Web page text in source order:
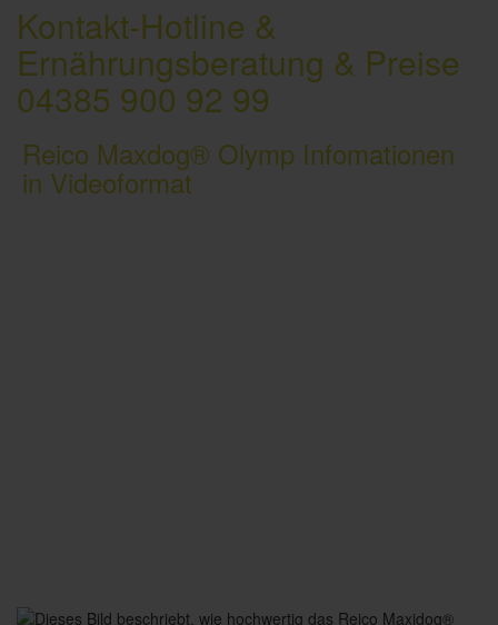
Kontakt-Hotline &
Ernährungsberatung & Preise
04385 900 92 99
Reico Maxdog® Olymp Infomationen
in Videoformat